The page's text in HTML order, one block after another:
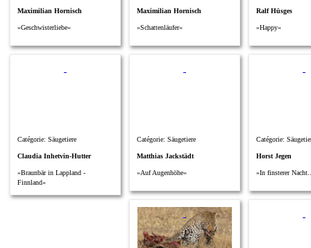
Maximilian Hornisch
»Geschwisterliebe«
Maximilian Hornisch
»Schattenläufer«
Ralf Hüsges
»Happy«
Catégorie: Säugetiere
Claudia Inhetvin-Hutter
»Braunbär in Lappland -
Finnland«
Catégorie: Säugetiere
Matthias Jackstädt
»Auf Augenhöhe«
Catégorie:
Horst Jegen
»In finsterer